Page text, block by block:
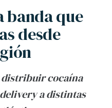
banda que
desde
distribuir cocaína
a distintas